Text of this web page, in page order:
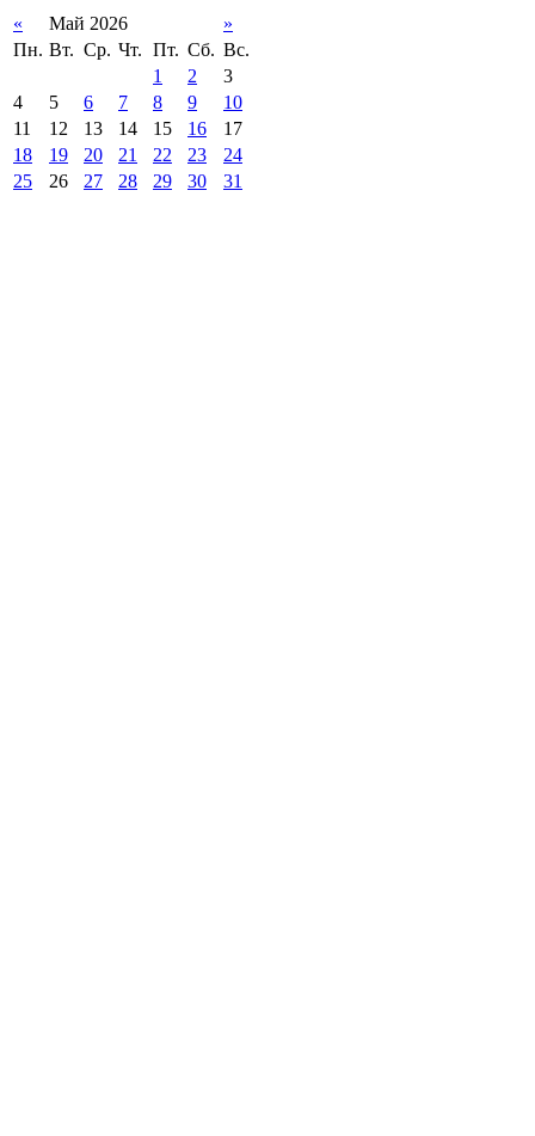
« Май 2026
»
Пн. Вт. Ср. Чт. Пт. Сб. Вс.
1
2
3
4
5 6 7 8 9
10
11
12 13 14 15 16
17
18
19 20 21 22 23
24
25
26 27 28 29 30 31